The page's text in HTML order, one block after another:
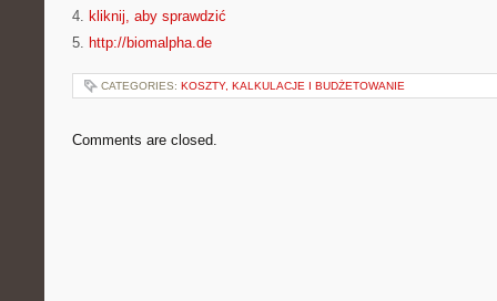
4. kliknij, aby sprawdzić
5. http://biomalpha.de
CATEGORIES: KOSZTY, KALKULACJE I BUDŻETOWANIE
Comments are closed.